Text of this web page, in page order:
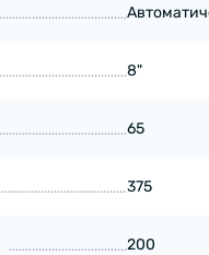
8"
65
375
200